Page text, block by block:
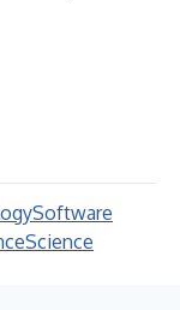
Software
Science